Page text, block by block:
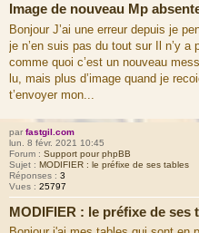
Image de nouveau Mp
Bonjour J’ai une erreur depuis je
je n’en suis pas du tout sur Il n’y a
comme quoi c’est un nouveau
lu, mais plus d’image quand je
t’envoyer mon...
par fastgil.com
lun. 8 févr. 2021 10:45
Forum : Support pour phpBB
Sujet : MODIFIER : le préfixe de ses tables
Réponses : 3
Vues : 25797
MODIFIER : le préfixe de ses